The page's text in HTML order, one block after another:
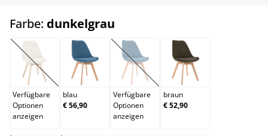
Farbe: dunkelgrau
beige
(Diese Option ist zurzeit nicht verfügbar.)
Verfügbare
Optionen
anzeigen
blau
blau
€ 56,90
bordeauxrot
(Diese Option ist zurzeit nicht
Verfügbare
Optionen
anzeigen
braun
braun
€ 52,90